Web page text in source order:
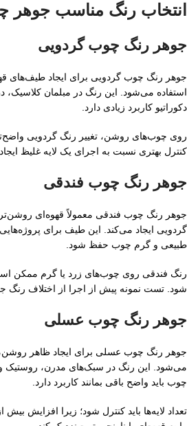
انتخاب رنگ مناسب جوهر
جوهر رنگ چوب گردویی
جوهر رنگ چوب گردویی برای ایجاد طیف‌های
استفاده می‌شود. این رنگ در مبلمان
دکوراتیو کاربرد زیادی دارد.
روی چوب‌های روشن، تغییر رنگ گردویی
کنترل بهتری نسبت به اجرای یک لایه غلیظ
جوهر رنگ چوب فندقی
جوهر رنگ چوب فندقی معمولاً قهوه‌ای
گردویی ایجاد می‌کند. این طیف برای
طبیعی و گرم چوب حفظ شود.
رنگ فندقی روی چوب‌های زرد یا گرم ممکن
شود. تست نمونه پیش از اجرا از اختلاف رنگ
جوهر رنگ چوب عسلی
جوهر رنگ چوب عسلی برای ایجاد ظاهر
می‌شود. این رنگ در سبک‌های مدرن، روستیک
چوب باید واضح باقی بمانند کاربرد دارد.
تعداد لایه‌ها باید کنترل شود؛ زیرا افزایش